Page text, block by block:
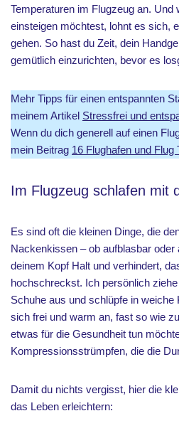
Temperaturen im Flugzeug an. Und
einsteigen möchtest, lohnt es sich,
gehen. So hast du Zeit, dein
gemütlich einzurichten, bevor es
Mehr Tipps für einen entspannten
meinem Artikel Stressfrei und
Wenn du dich generell auf einen
mein Beitrag 16 Flughafen und
Im Flugzeug schlafen mit
Es sind oft die kleinen Dinge, die
Nackenkissen – ob aufblasbar
deinem Kopf Halt und verhindert,
hochschreckst. Ich persönlich
Schuhe aus und schlüpfe in
sich frei und warm an, fast so wie
etwas für die Gesundheit tun
Kompressionsstrümpfen, die die
Damit du nichts vergisst, hier die
das Leben erleichtern: